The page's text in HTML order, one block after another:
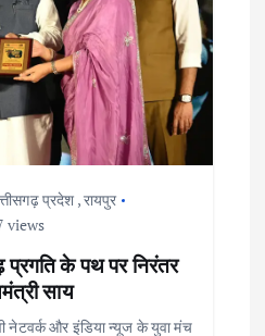
प्रदेश ,रायपुर
views
के पथ पर निरंतर
साय
नेटवर्क और इंडिया न्यूज के युवा मंच